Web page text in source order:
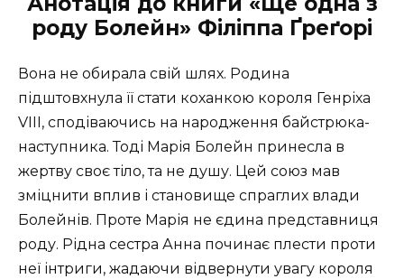
роду Болейн» Філіппа Ґреґорі
Вона не обирала свій шлях. Родина
підштовхнула її стати коханкою короля Генріха
VIII, сподіваючись на народження байстрюка-
наступника. Тоді Марія Болейн принесла в
жертву своє тіло, та не душу. Цей союз мав
зміцнити вплив і становище спраглих влади
Болейнів. Проте Марія не єдина представниця
роду. Рідна сестра Анна починає плести проти
неї інтриги, жадаючи відвернути увагу короля